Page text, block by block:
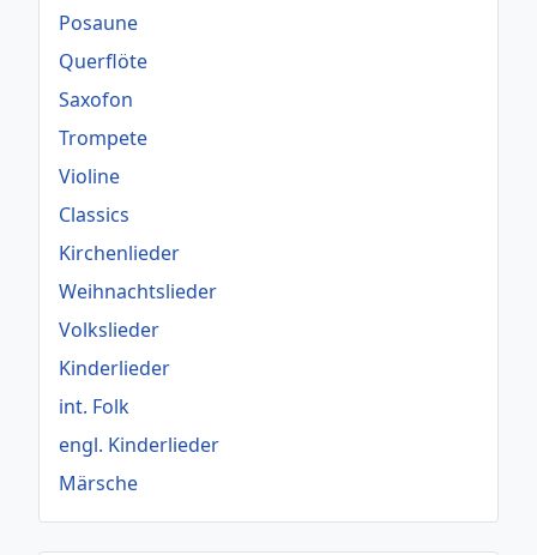
Posaune
Querflöte
Saxofon
Trompete
Violine
Classics
Kirchenlieder
Weihnachtslieder
Volkslieder
Kinderlieder
int. Folk
engl. Kinderlieder
Märsche